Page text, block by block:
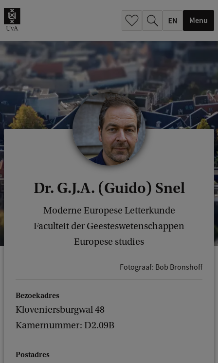
Menu
Dr. G.J.A. (Guido) Snel
Moderne Europese Letterkunde
Faculteit der Geesteswetenschappen
Europese studies
Fotograaf: Bob Bronshoff
Bezoekadres
Kloveniersburgwal 48
Kamernummer: D2.09B
Postadres